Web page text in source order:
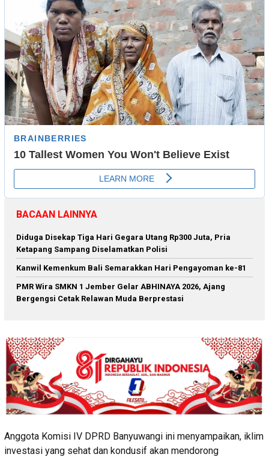
BACAAN LAINNYA
Diduga Disekap Tiga Hari Gegara Utang Rp300 Juta, Pria
Ketapang Sampang Diselamatkan Polisi
Kanwil Kemenkum Bali Semarakkan Hari Pengayoman ke-81
PMR Wira SMKN 1 Jember Gelar ABHINAYA 2026, Ajang
Bergengsi Cetak Relawan Muda Berprestasi
Anggota Komisi IV DPRD Banyuwangi ini menyampaikan, iklim
investasi yang sehat dan kondusif akan mendorong